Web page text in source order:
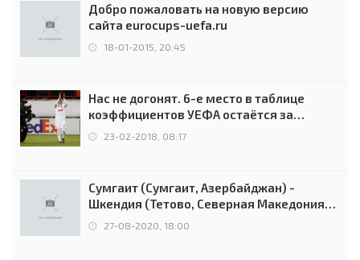
Добро пожаловать на новую версию
сайта eurocups-uefa.ru
18-01-2015, 20:45
Нас не догонят. 6-е место в таблице
коэффициентов УЕФА остаётся за
Россией
23-02-2018, 08:17
Сумгаит (Сумгаит, Азербайджан) -
Шкендия (Тетово, Северная Македония) -
0:2 (0:0)
27-08-2020, 18:00